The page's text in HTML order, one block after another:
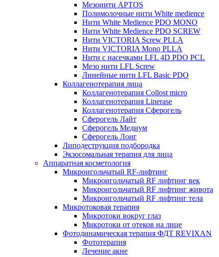
Мезонити APTOS
Полимолочные нити White medience
Нити White Medience PDO MONO
Нити White Medience PDO SCREW
Нити VICTORIA Screw PLLA
Нити VICTORIA Mono PLLA
Нити с насечками LFL 4D PDO PCL
Мезо нити LFL Screw
Линейные нити LFL Basic PDO
Коллагенотерапия лица
Коллагенотерапия Collost micro
Коллагенотерапия Linerase
Коллагенотерапия Сферогель
Сферогель Лайт
Сферогель Медиум
Сферогель Лонг
Липодеструкция подбородка
Экзосомальная терапия для лица
Аппаратная косметология
Микроигольчатый RF-лифтинг
Микроигольчатый RF лифтинг век
Микроигольчатый RF лифтинг живота
Микроигольчатый RF лифтинг тела
Микротоковая терапия
Микротоки вокруг глаз
Микротоки от отеков на лице
Фотодинамическая терапия ФДТ REVIXAN
Фототерапия
Лечение акне